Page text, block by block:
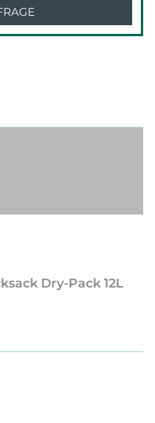
Dry-Pack 12L